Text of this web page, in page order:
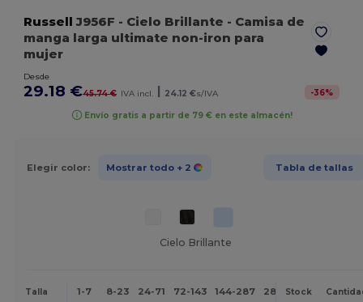
Russell J956F - Cielo Brillante - Camisa de
manga larga ultimate non-iron para
mujer
Desde
29.18 €45.74 € IVA incl. | 24.12 €s/IVA -36%
Envío gratis a partir de 79 € en este almacén!
Elegir color: Mostrar todo + 2 Tabla de tallas
Cielo Brillante
Talla 1-7 8-23 24-71 72-143 144-287 288 + Más
Stock